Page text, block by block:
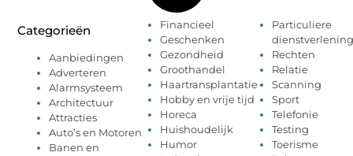
Categorieën
Aanbiedingen
Adverteren
Alarmsysteem
Architectuur
Attracties
Auto’s en Motoren
Banen en
Financieel
Geschenken
Gezondheid
Groothandel
Haartransplantatie
Hobby en vrije tijd
Horeca
Huishoudelijk
Humor
Particuliere
dienstverlening
Rechten
Relatie
Scanning
Sport
Telefonie
Testing
Toerisme